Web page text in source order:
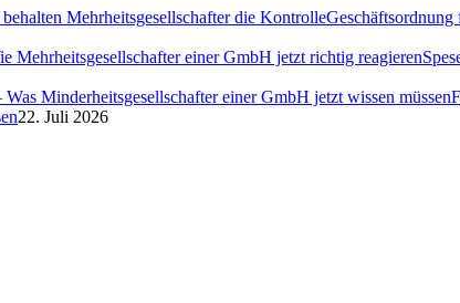
Geschäftsordnung
22. Juli 2026